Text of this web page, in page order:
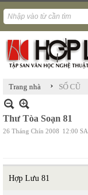
Trang nhà › SỐ CŨ
Thư Tòa Soạn 81
26 Tháng Chín 2008 12:00 SA
Hợp Lưu 81